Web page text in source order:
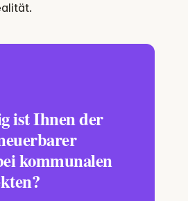
ist Ihnen der
kommunalen